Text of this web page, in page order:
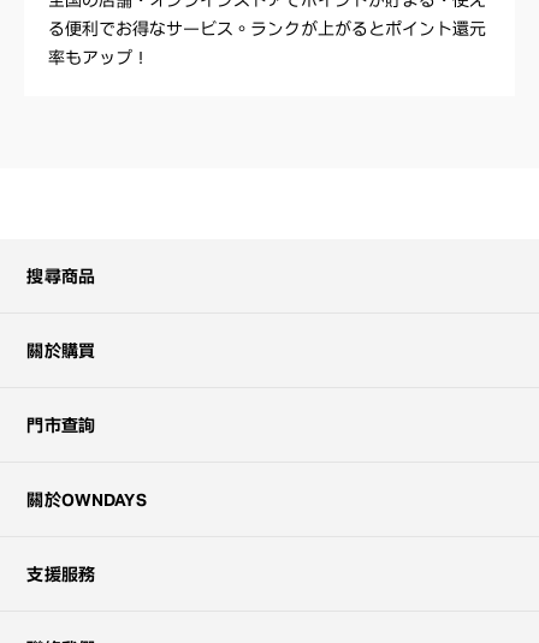
る便利でお得なサービス。ランクが上がるとポイント還元
率もアップ！
搜尋商品
關於購買
門市查詢
關於OWNDAYS
支援服務